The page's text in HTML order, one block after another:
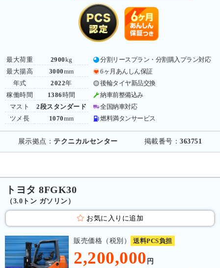
最大荷重
最大揚高
年式
稼働時間
マスト
ツメ長
2900kg
3000mm
2022年
1386 時間
2段スタンダード
1070mm
分割リースプラン・分割購入プラン対応
6ヶ月あんしん保証
後輪タイヤ新品交換
納車前整備込み
全国納車対応
燃料満タンサービス
展示拠点： テクニカルセンター 掲載番号：363751
トヨタ 8FGK30
（3.0トン ガソリン）
お気に入りに追加
販売価格（税別） 送料PCS負担
2,200,000 円